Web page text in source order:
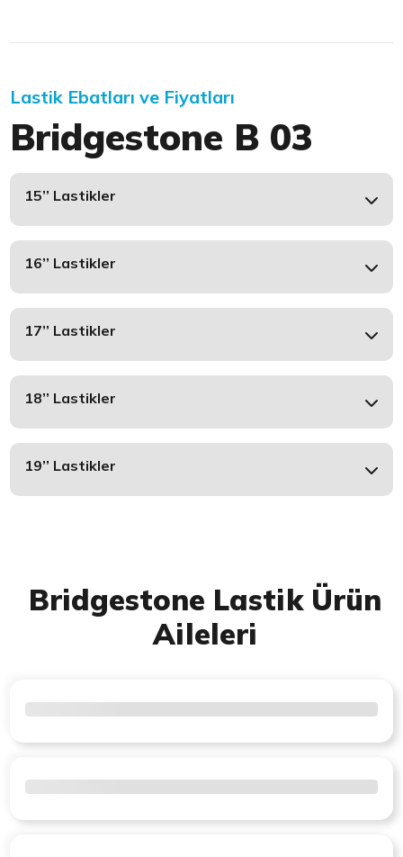
Lastik Ebatları ve Fiyatları
Bridgestone B 03
15’’ Lastikler
16’’ Lastikler
17’’ Lastikler
18’’ Lastikler
19’’ Lastikler
Bridgestone Lastik Ürün
Aileleri